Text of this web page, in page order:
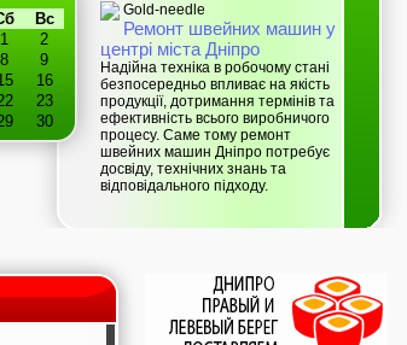
Вс
1
2
8
9
16
23
30
Gold-needle
Ремонт швейних машин у
центрі міста Дніпро
Надійна техніка в робочому стані
безпосередньо впливає на якість
продукції, дотримання термінів та
ефективність всього виробничого
процесу. Саме тому ремонт
швейних машин Дніпро потребує
досвіду, технічних знань та
відповідального підходу.